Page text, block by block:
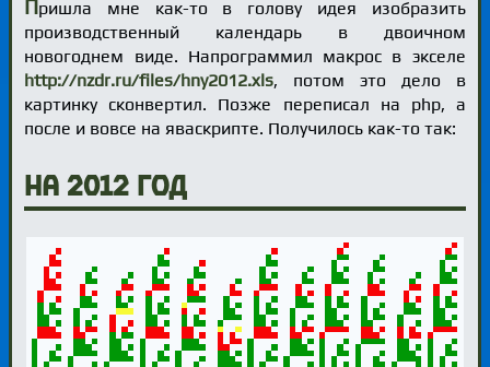
Пришла мне как-то в голову идея изобразить
производственный календарь в двоичном
новогоднем виде. Напрограммил макрос в экселе
http://nzdr.ru/files/hny2012.xls, потом это дело в
картинку сконвертил. Позже переписал на php, а
после и вовсе на яваскрипте. Получилось как-то так:
на 2012 год